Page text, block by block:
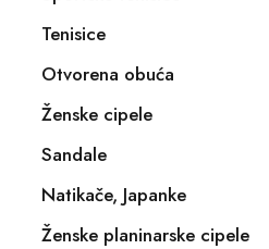
Tenisice
Otvorena obuća
Ženske cipele
Sandale
Natikače, Japanke
Ženske planinarske cipele